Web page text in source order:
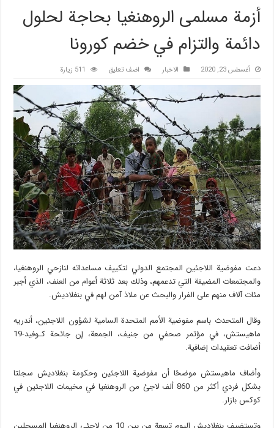
أزمة مسلمی الروهنغيا بحاجة لحلول
دائمة والتزام في خضم كورونا
أغسطس 23, 2020 الاخبار اضف تعليق 511 زيارة
دعت مفوضية اللاجئين المجتمع الدولي لتكييف مساعداته لنازحي الروهنغيا،
والمجتمعات المضيفة التي تدعمهم، وذلك بعد ثلاثة أعوام من العنف، الذي أجبر
مئات آلاف منهم على الفرار والبحث عن ملاذ آمن لهم في بنغلاديش.
وقال المتحدث باسم مفوضية الأمم المتحدة السامية لشؤون اللاجئين، أندريه
ماهيستش، في مؤتمر صحفي من جنيف، الجمعة، إن جائحة كـوفيد-19
أضافت تعقيدات إضافية.
وأضاف ماهيستش موضحًا أن مفوضية اللاجئين وحكومة بنغلاديش سجلتا
بشكل فردي أكثر من 860 ألف لاجئ من الروهنغيا في مخيمات اللاجئين في
كوكس بازار.